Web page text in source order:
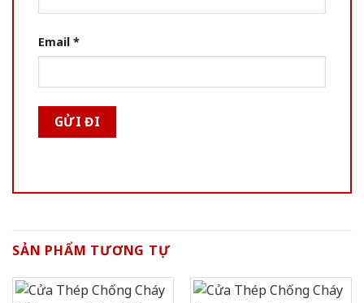
Email *
SẢN PHẨM TƯƠNG TỰ